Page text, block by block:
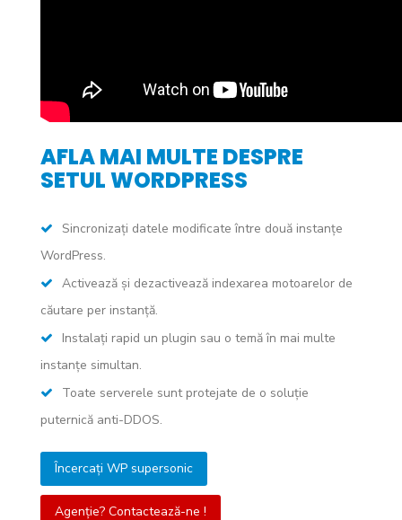
AFLA MAI MULTE DESPRE
SETUL WORDPRESS
Sincronizați datele modificate între două instanțe
WordPress.
Activează și dezactivează indexarea motoarelor de
căutare per instanță.
Instalați rapid un plugin sau o temă în mai multe
instanțe simultan.
Toate serverele sunt protejate de o soluție
puternică anti-DDOS.
Încercați WP supersonic
Agenție? Contactează-ne !